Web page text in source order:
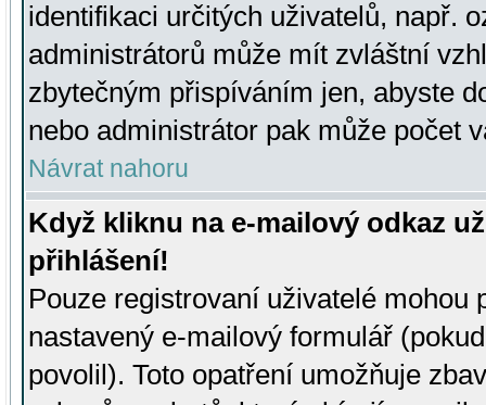
identifikaci určitých uživatelů, např.
administrátorů může mít zvláštní
zbytečným přispíváním jen, abyste
nebo administrátor pak může počet
Návrat nahoru
Když kliknu na e-mailový odkaz
přihlášení!
Pouze registrovaní uživatelé mohou
nastavený e-mailový formulář
povolil). Toto opatření umožňuje